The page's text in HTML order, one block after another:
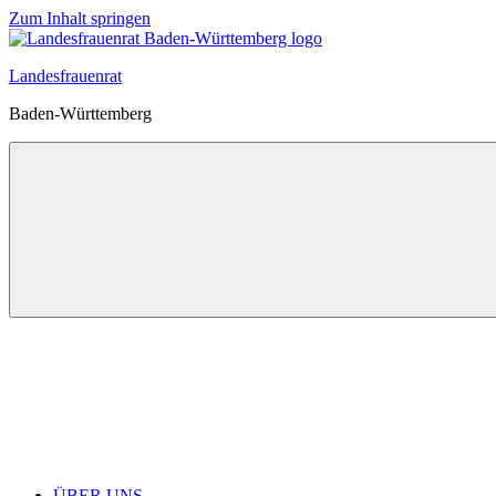
Zum Inhalt springen
Landesfrauenrat
Baden-Württemberg